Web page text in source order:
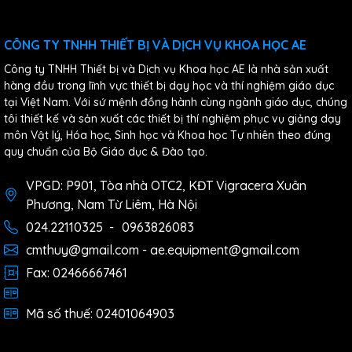
CÔNG TY TNHH THIẾT BỊ VÀ DỊCH VỤ KHOA HỌC AE
Công ty TNHH Thiết bị và Dịch vụ Khoa học AE là nhà sản xuất
hàng đầu trong lĩnh vực thiết bị dạy học và thí nghiệm giáo dục
tại Việt Nam. Với sứ mệnh đồng hành cùng ngành giáo dục, chúng
tôi thiết kế và sản xuất các thiết bị thí nghiệm phục vụ giảng dạy
môn Vật lý, Hóa học, Sinh học và Khoa học Tự nhiên theo đúng
quy chuẩn của Bộ Giáo dục & Đào tạo.
VPGD: P901, Tòa nhà OTC2, KĐT Vigracera Xuân
Phương, Nam Từ Liêm, Hà Nội
024.22110325 - 0963826083
cmthuy@gmail.com - ae.equipment@gmail.com
Fax: 02466667461
Mã số thuế: 02401064903